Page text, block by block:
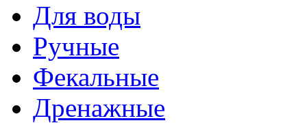
Для воды
Ручные
Фекальные
Дренажные